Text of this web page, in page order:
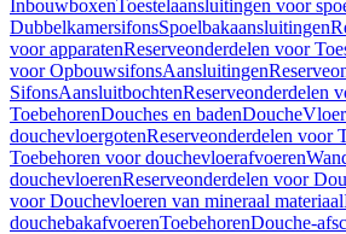
InbouwboxenToestelaansluitingen voor
DubbelkamersifonsSpoelbakaansluitingen
voor apparatenReserveonderdelen voor
voor OpbouwsifonsAansluitingen
SifonsAansluitbochtenReserveonderdelen
ToebehorenDouches en badenDouche
douchevloergotenReserveonderdelen voor
Toebehoren voor douchevloerafvoeren
douchevloerenReserveonderdelen voor
voor Douchevloeren van mineraal materiaal
douchebakafvoerenToebehorenDouche-